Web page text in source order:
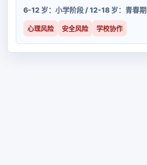
6-12 岁：小学阶段 / 12-18 岁：青春期
心理风险 安全风险 学校协作